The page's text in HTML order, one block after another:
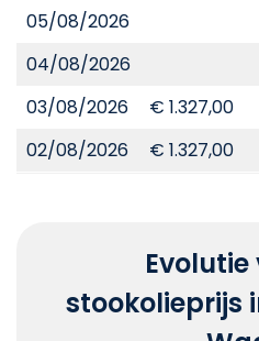
05/08/2026
04/08/2026
03/08/2026
€ 1.327,00
02/08/2026
€ 1.327,00
stookolieprijs